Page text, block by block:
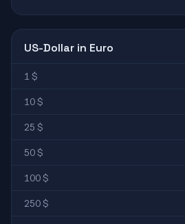
US-Dollar in Euro
1 $
10 $
25 $
50 $
100 $
250 $